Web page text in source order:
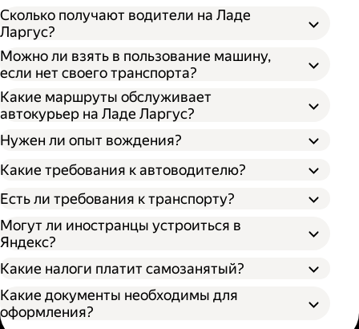
Сколько получают водители на Ладе
Ларгус?
Можно ли взять в пользование машину,
если нет своего транспорта?
Какие маршруты обслуживает
автокурьер на Ладе Ларгус?
Нужен ли опыт вождения?
Какие требования к автоводителю?
Есть ли требования к транспорту?
Могут ли иностранцы устроиться в
Яндекс?
Какие налоги платит самозанятый?
Какие документы необходимы для
оформления?